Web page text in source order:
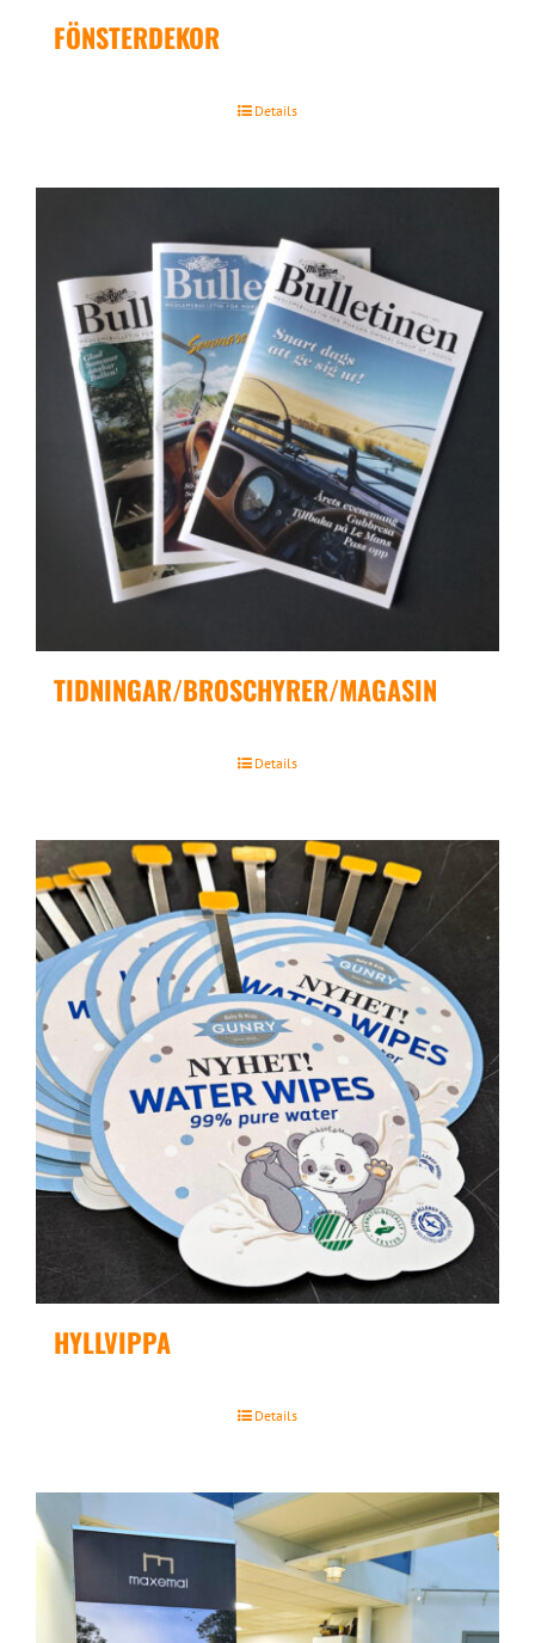
FÖNSTERDEKOR
Details
TIDNINGAR/BROSCHYRER/MAGASIN
Details
HYLLVIPPA
Details